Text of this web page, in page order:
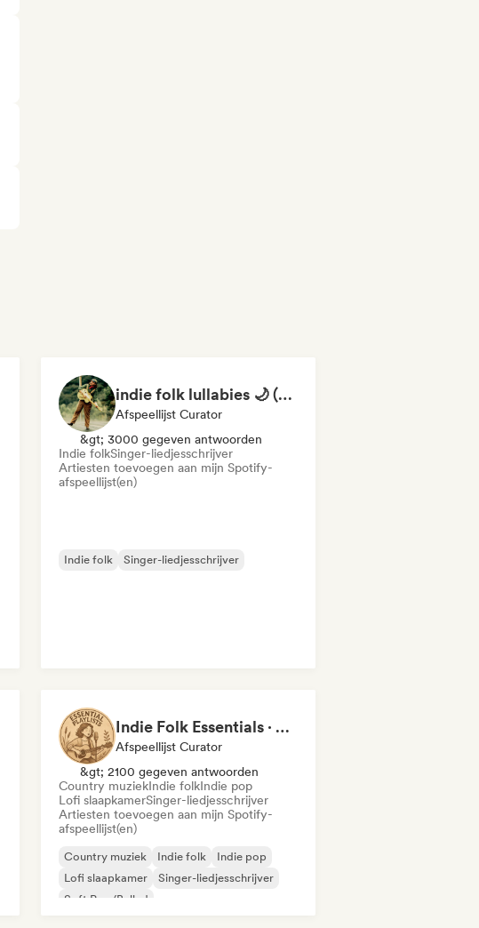
indie folk lullabies 🌙 (by okay alright)
Afspeellijst Curator
&gt; 3000 gegeven antwoorden
Indie folkSinger-liedjesschrijver
Artiesten toevoegen aan mijn Spotify-
afspeellijst(en)
Indie folk Singer-liedjesschrijver
Indie Folk Essentials · by Essential Playlists
Afspeellijst Curator
&gt; 2100 gegeven antwoorden
Country muziekIndie folkIndie pop
Lofi slaapkamerSinger-liedjesschrijver
Artiesten toevoegen aan mijn Spotify-
afspeellijst(en)
Country muziek Indie folk
Indie pop
Lofi slaapkamer
Singer-liedjesschrijver
Soft Pop/Ballad